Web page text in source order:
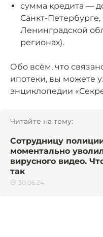
сумма кредита —
Санкт-
Ленинградской
регионах).
Обо всём, что
ипотеки, вы можете
энциклопедии
Читайте на тему:
Сотрудницу
моментально
вирусного видео.
так
30.06.24